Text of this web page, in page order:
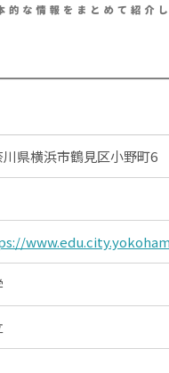
川県横浜市鶴見区小野町6